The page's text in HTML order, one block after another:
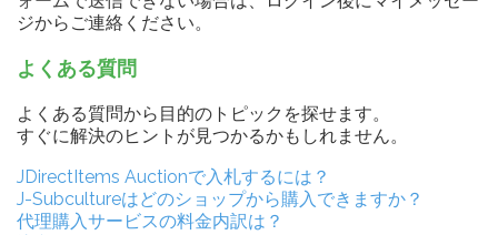
ジからご連絡ください。
よくある質問
よくある質問から目的のトピックを探せます。
すぐに解決のヒントが見つかるかもしれません。
JDirectItems Auctionで入札するには？
J-Subcultureはどのショップから購入できますか？
代理購入サービスの料金内訳は？